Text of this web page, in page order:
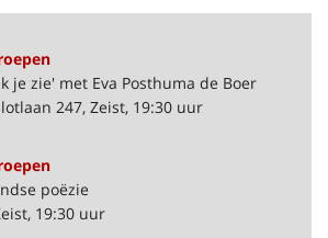
je zie' met Eva Posthuma de Boer
247, Zeist, 19:30 uur
poëzie
19:30 uur